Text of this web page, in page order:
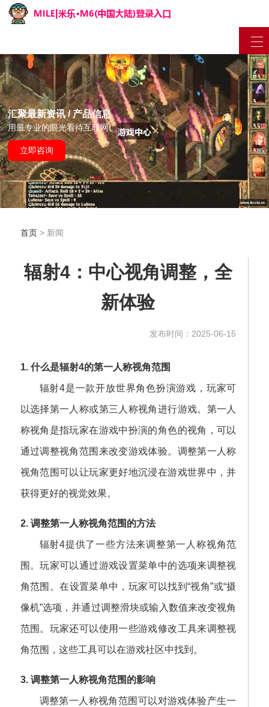
汇聚最新资讯 / 产品信息
用最专业的眼光看待互联网
立即咨询
首页> 新闻
辐射4：中心视角调整，全
新体验
发布时间：2025-06-15
1. 什么是辐射4的第一人称视角范围
辐射4是一款开放世界角色扮演游戏，玩家可
以选择第一人称或第三人称视角进行游戏。第一人
称视角是指玩家在游戏中扮演的角色的视角，可以
通过调整视角范围来改变游戏体验。调整第一人称
视角范围可以让玩家更好地沉浸在游戏世界中，并
获得更好的视觉效果。
2. 调整第一人称视角范围的方法
辐射4提供了一些方法来调整第一人称视角范
围。玩家可以通过游戏设置菜单中的选项来调整视
角范围。在设置菜单中，玩家可以找到“视角”或“摄
像机”选项，并通过调整滑块或输入数值来改变视角
范围。玩家还可以使用一些游戏修改工具来调整视
角范围，这些工具可以在游戏社区中找到。
3. 调整第一人称视角范围的影响
调整第一人称视角范围可以对游戏体验产生一